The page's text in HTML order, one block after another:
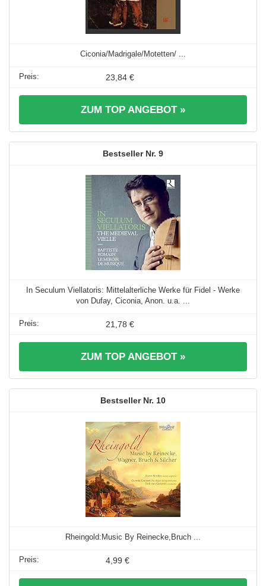
Ciconia/Madrigale/Motetten/ ...
23,84 €
ZUM TOP ANGEBOT »
9
In Seculum Viellatoris: Mittelalterliche Werke für Fidel - Werke
von Dufay, Ciconia, Anon. u.a. ...
21,78 €
ZUM TOP ANGEBOT »
10
Rheingold:Music By Reinecke,Bruch ...
4,99 €